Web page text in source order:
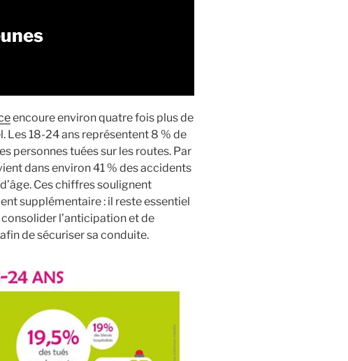
encoure environ quatre fois plus de
Les 18-24 ans représentent 8 % de
personnes tuées sur les routes. Par
dans environ 41 % des accidents
Ces chiffres soulignent
supplémentaire : il reste essentiel
l’anticipation et de
de sécuriser sa conduite.